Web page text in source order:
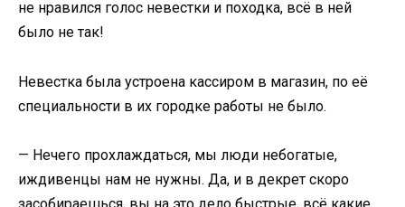
не нравился голос невестки и походка, всё в ней
было не так!
Невестка была устроена кассиром в магазин, по её
специальности в их городке работы не было.
— Нечего прохлаждаться, мы люди небогатые,
иждивенцы нам не нужны. Да, и в декрет скоро